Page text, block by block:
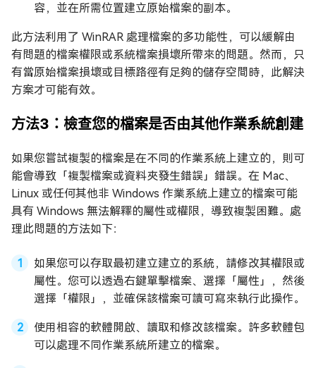
容，並在所需位置建立原始檔案的副本。
此方法利用了 WinRAR 處理檔案的多功能性，可以緩解由
有問題的檔案權限或系統檔案損壞所帶來的問題。然而，只
有當原始檔案損壞或目標路徑有足夠的儲存空間時，此解決
方案才可能有效。
方法3：檢查您的檔案是否由其他作業系統創建
如果您嘗試複製的檔案是在不同的作業系統上建立的，則可
能會導致「複製檔案或資料夾發生錯誤」錯誤。在 Mac、
Linux 或任何其他非 Windows 作業系統上建立的檔案可能
具有 Windows 無法解釋的屬性或權限，導致複製困難。處
理此問題的方法如下：
如果您可以存取最初建立建立的系統，請修改其權限或
屬性。您可以透過右鍵單擊檔案、選擇「屬性」，然後
選擇「權限」，並確保該檔案可讀可寫來執行此操作。
使用相容的軟體開啟、讀取和修改該檔案。許多軟體包
可以處理不同作業系統所建立的檔案。